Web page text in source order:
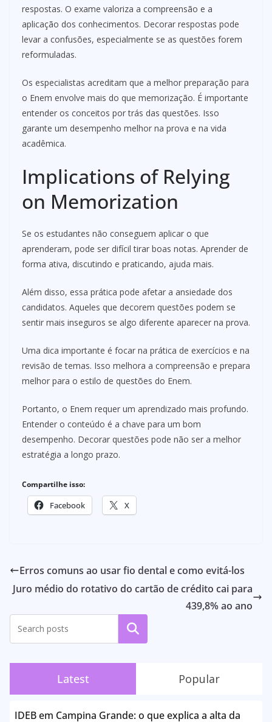
respostas. O exame valoriza a compreensão e a
aplicação dos conhecimentos. Decorar respostas pode
levar a confusões, especialmente se as questões forem
reformuladas.
Os especialistas acreditam que a melhor preparação para
o Enem envolve mais do que memorização. É importante
entender os conceitos por trás das questões. Isso
garante um desempenho melhor na prova e na vida
acadêmica.
Implications of Relying
on Memorization
Se os estudantes não conseguem aplicar o que
aprenderam, pode ser difícil tirar boas notas. Aprender de
forma ativa, discutindo e praticando, ajuda mais.
Além disso, essa prática pode afetar a ansiedade dos
candidatos. Aqueles que decorem questões podem se
sentir mais inseguros se algo diferente aparecer na prova.
Uma dica importante é focar na prática de exercícios e na
revisão de temas. Isso melhora a compreensão e prepara
melhor para o estilo de questões do Enem.
Portanto, o Enem requer um aprendizado mais profundo.
Entender o conteúdo é a chave para um bom
desempenho. Decorar questões pode não ser a melhor
estratégia a longo prazo.
Compartilhe isso:
Facebook X
Erros comuns ao usar fio dental e como evitá-los
Juro médio do rotativo do cartão de crédito cai para
439,8% ao ano
Pesquisar
Latest Popular
IDEB em Campina Grande: o que explica a alta da